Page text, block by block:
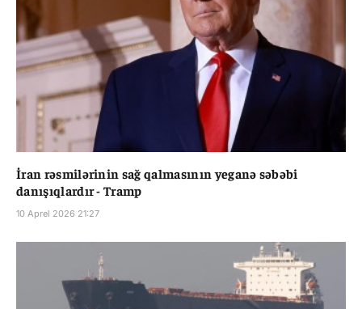
İran rəsmilərinin sağ qalmasının yeganə səbəbi
danışıqlardır - Tramp
10 Aprel 2026 21:27